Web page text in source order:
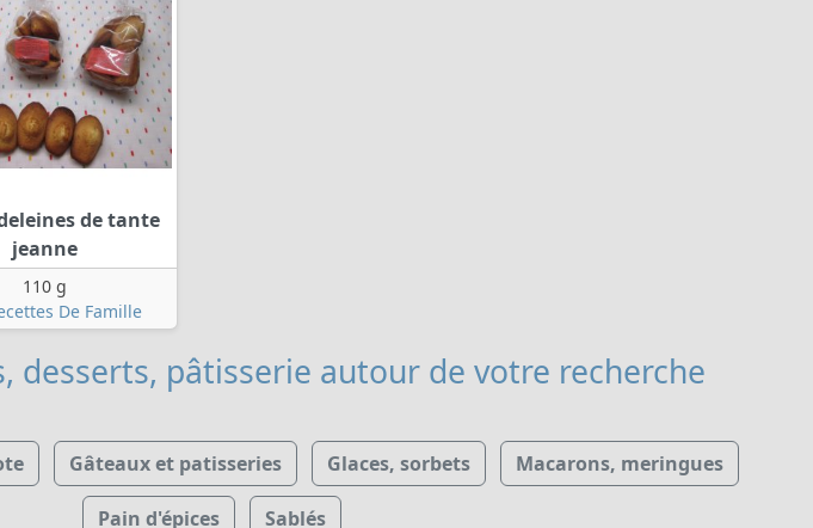
de tante
jeanne
110 g
De Famille
desserts, pâtisserie autour de votre recherche
Gâteaux et patisseries Glaces, sorbets Macarons, meringues
Pain d'épices Sablés